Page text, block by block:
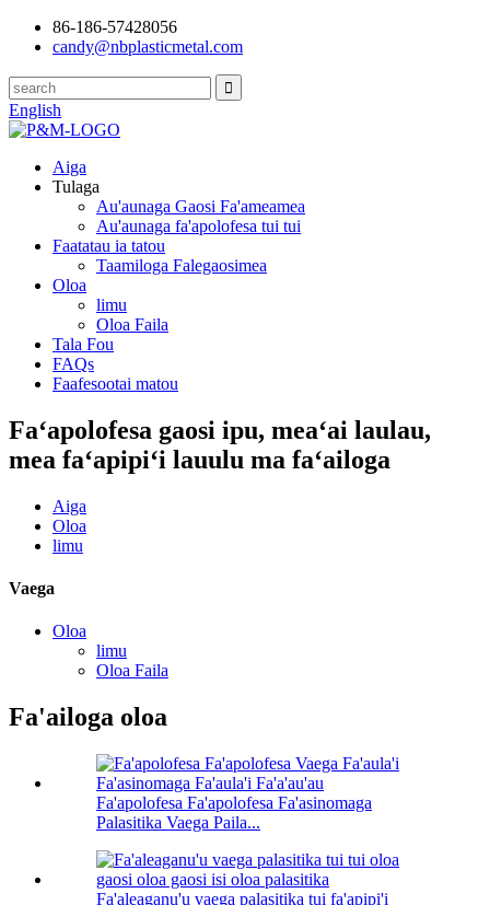
86-186-57428056
candy@nbplasticmetal.com
English
Aiga
Tulaga
Au'aunaga Gaosi Fa'ameamea
Au'aunaga fa'apolofesa tui tui
Faatatau ia tatou
Taamiloga Falegaosimea
Oloa
limu
Oloa Faila
Tala Fou
FAQs
Faafesootai matou
Faʻapolofesa gaosi ipu, meaʻai laulau,
mea faʻapipiʻi lauulu ma faʻailoga
Aiga
Oloa
limu
Vaega
Oloa
limu
Oloa Faila
Fa'ailoga oloa
Fa'apolofesa Fa'apolofesa Fa'asinomaga
Palasitika Vaega Paila...
Fa'aleaganu'u vaega palasitika tui fa'apipi'i